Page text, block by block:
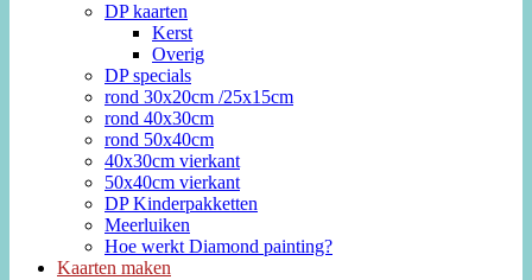
DP kaarten
Kerst
Overig
DP specials
rond 30x20cm /25x15cm
rond 40x30cm
rond 50x40cm
40x30cm vierkant
50x40cm vierkant
DP Kinderpakketten
Meerluiken
Hoe werkt Diamond painting?
Kaarten maken